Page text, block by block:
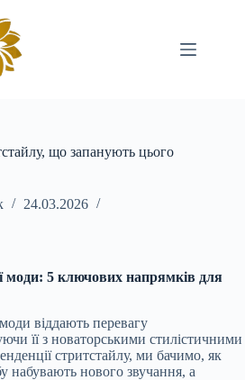
що запанують цього
24.03.2026
моди: 5 ключових напрямків для
віддають перевагу
її з новаторськими стилістичними
стритстайлу, ми бачимо, як
набувають нового звучання, а